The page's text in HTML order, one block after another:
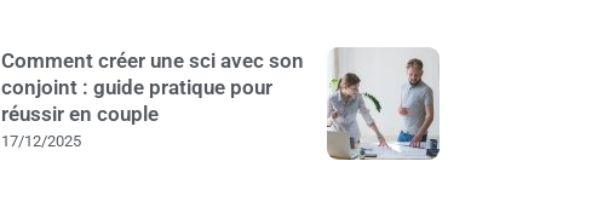
Comment créer une sci avec son
conjoint : guide pratique pour
réussir en couple
17/12/2025